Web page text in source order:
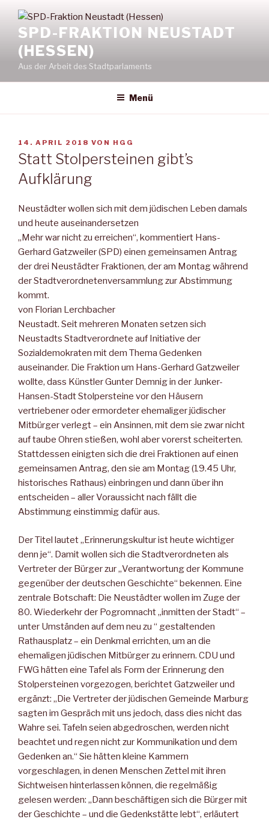
Inhalt
springenSPD-FRAKTION NEUSTADT
(HESSEN)
Aus der Arbeit des Stadtparlaments
Menü
VERÖFFENTLICHT
AM
14. APRIL 2018 VON HGG
Statt Stolpersteinen gibt’s
Aufklärung
Neustädter wollen sich mit dem jüdischen Leben damals
und heute auseinandersetzen
„Mehr war nicht zu erreichen“, kommentiert Hans-
Gerhard Gatzweiler (SPD) einen gemeinsamen Antrag
der drei Neustädter Fraktionen, der am Montag während
der Stadtverordnetenversammlung zur Abstimmung
kommt.
von Florian Lerchbacher
Neustadt. Seit mehreren Monaten setzen sich
Neustadts Stadtverordnete auf Initiative der
Sozialdemokraten mit dem Thema Gedenken
auseinander. Die Fraktion um Hans-Gerhard Gatzweiler
wollte, dass Künstler Gunter Demnig in der Junker-
Hansen-Stadt Stolpersteine vor den Häusern
vertriebener oder ermordeter ehemaliger jüdischer
Mitbürger verlegt – ein Ansinnen, mit dem sie zwar nicht
auf taube Ohren stießen, wohl aber vorerst scheiterten.
Stattdessen einigten sich die drei Fraktionen auf einen
gemeinsamen Antrag, den sie am Montag (19.45 Uhr,
historisches Rathaus) einbringen und dann über ihn
entscheiden – aller Voraussicht nach fällt die
Abstimmung einstimmig dafür aus.
Der Titel lautet „Erinnerungskultur ist heute wichtiger
denn je“. Damit wollen sich die Stadtverordneten als
Vertreter der Bürger zur „Verantwortung der Kommune
gegenüber der deutschen Geschichte“ bekennen. Eine
zentrale Botschaft: Die Neustädter wollen im Zuge der
80. Wiederkehr der Pogromnacht „inmitten der Stadt“ –
unter Umständen auf dem neu zu “ gestaltenden
Rathausplatz – ein Denkmal errichten, um an die
ehemaligen jüdischen Mitbürger zu erinnern. CDU und
FWG hätten eine Tafel als Form der Erinnerung den
Stolpersteinen vorgezogen, berichtet Gatzweiler und
ergänzt: „Die Vertreter der jüdischen Gemeinde Marburg
sagten im Gespräch mit uns jedoch, dass dies nicht das
Wahre sei. Tafeln seien abgedroschen, werden nicht
beachtet und regen nicht zur Kommunikation und dem
Gedenken an.“ Sie hätten kleine Kammern
vorgeschlagen, in denen Menschen Zettel mit ihren
Sichtweisen hinterlassen können, die regelmäßig
gelesen werden: „Dann beschäftigen sich die Bürger mit
der Geschichte – und die Gedenkstätte lebt“, erläutert